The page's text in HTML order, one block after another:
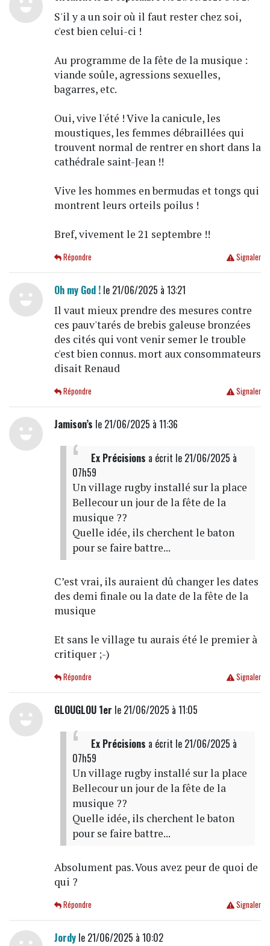
S'il y a un soir où il faut rester chez soi,
c'est bien celui-ci !
Au programme de la fête de la musique :
viande soûle, agressions sexuelles,
bagarres, etc.
Oui, vive l'été ! Vive la canicule, les
moustiques, les femmes débraillées qui
trouvent normal de rentrer en short dans la
cathédrale saint-Jean !!
Vive les hommes en bermudas et tongs qui
montrent leurs orteils poilus !
Bref, vivement le 21 septembre !!
Signaler
Répondre
Oh my God !le 21/06/2025 à 13:21
Il vaut mieux prendre des mesures contre
ces pauv'tarés de brebis galeuse bronzées
des cités qui vont venir semer le trouble
c'est bien connus. mort aux consommateurs
disait Renaud
Signaler
Répondre
Jamison’s le 21/06/2025 à 11:36
Ex Précisions a écrit le 21/06/2025 à
07h59
Un village rugby installé sur la place
Bellecour un jour de la fête de la
musique ??
Quelle idée, ils cherchent le baton
pour se faire battre...
C’est vrai, ils auraient dû changer les dates
des demi finale ou la date de la fête de la
musique
Et sans le village tu aurais été le premier à
critiquer ;-)
Signaler
Répondre
GLOUGLOU 1er le 21/06/2025 à 11:05
Ex Précisions a écrit le 21/06/2025 à
07h59
Un village rugby installé sur la place
Bellecour un jour de la fête de la
musique ??
Quelle idée, ils cherchent le baton
pour se faire battre...
Absolument pas. Vous avez peur de quoi de
qui ?
Signaler
Répondre
Jordyle 21/06/2025 à 10:02